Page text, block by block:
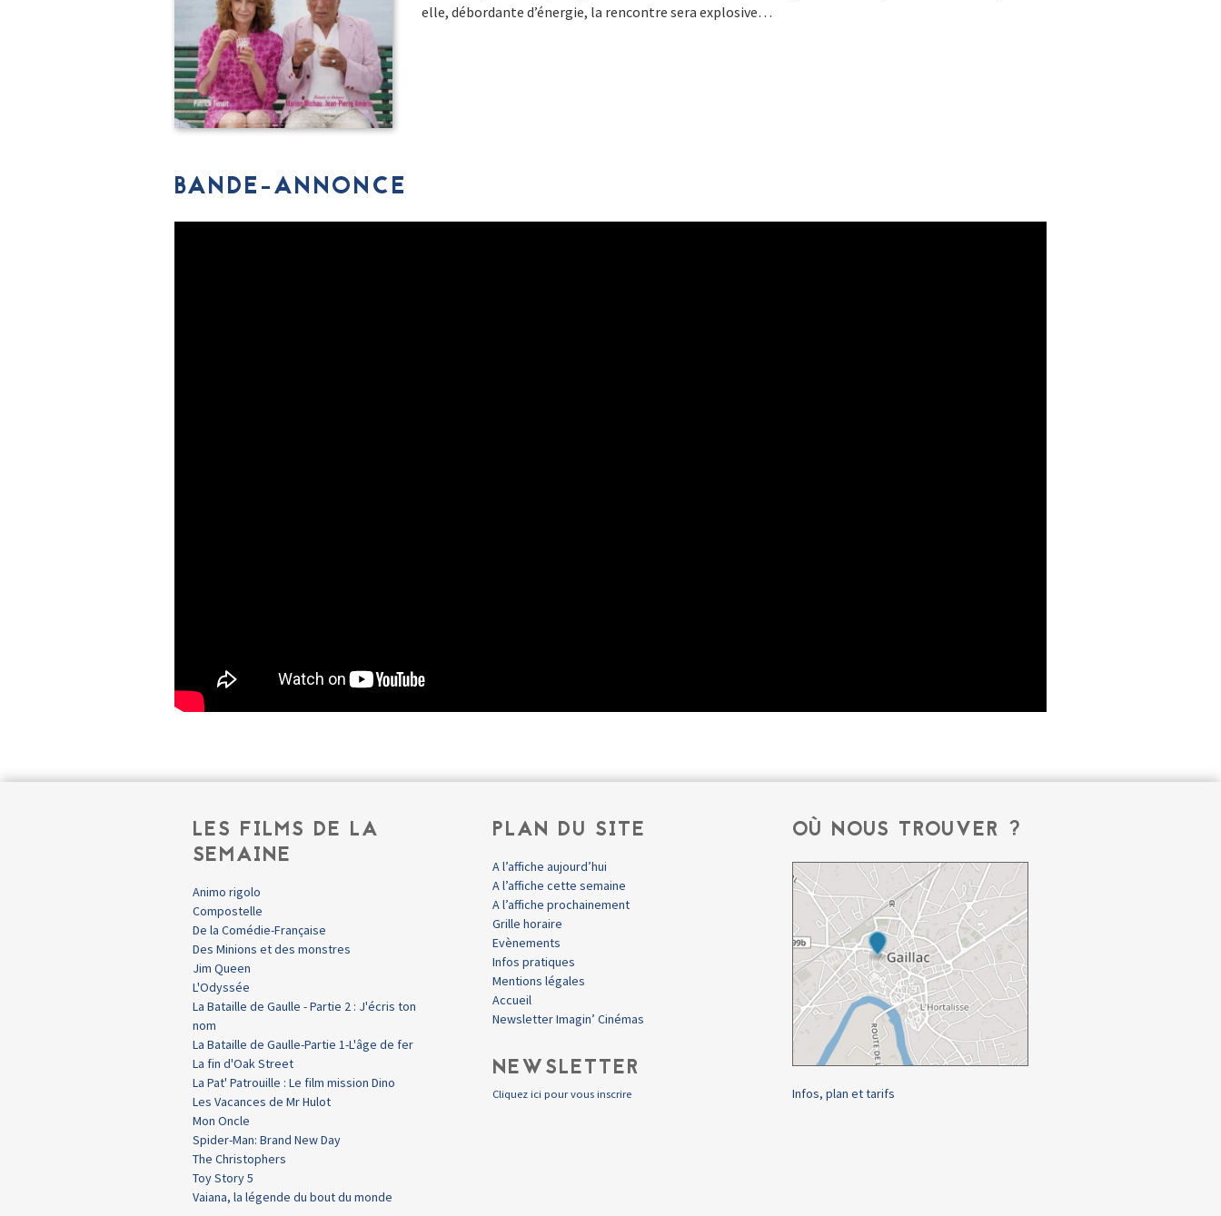
elle, débordante d’énergie, la rencontre sera explosive…
BANDE-ANNONCE
LES FILMS DE LA
SEMAINE
Animo rigolo
Compostelle
De la Comédie-Française
Des Minions et des monstres
Jim Queen
L'Odyssée
La Bataille de Gaulle - Partie 2 : J'écris ton
nom
La Bataille de Gaulle-Partie 1-L'âge de fer
La fin d'Oak Street
La Pat' Patrouille : Le film mission Dino
Les Vacances de Mr Hulot
Mon Oncle
Spider-Man: Brand New Day
The Christophers
Toy Story 5
Vaiana, la légende du bout du monde
PLAN DU SITE
A l’affiche aujourd’hui
A l’affiche cette semaine
A l’affiche prochainement
Grille horaire
Evènements
Infos pratiques
Mentions légales
Accueil
Newsletter Imagin’ Cinémas
NEWSLETTER
Cliquez ici pour vous inscrire
OÙ NOUS TROUVER ?
Infos, plan et tarifs